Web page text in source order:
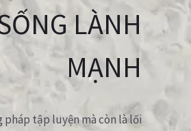
LÀNH
MẠNH
pháp tập luyện mà còn là lối